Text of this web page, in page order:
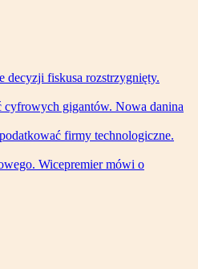
decyzji fiskusa rozstrzygnięty.
cyfrowych gigantów. Nowa danina
firmy technologiczne.
Wicepremier mówi o